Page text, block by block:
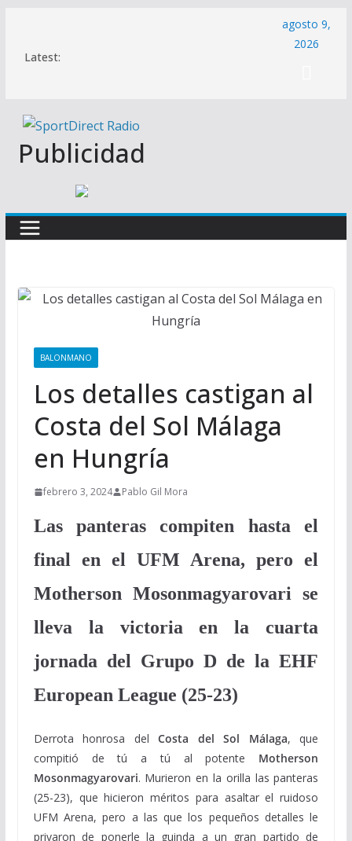
contenido
Latest:
agosto 9,
2026
Publicidad
BALONMANO
Los detalles castigan al
Costa del Sol Málaga
en Hungría
febrero 3, 2024 Pablo Gil Mora
Las panteras compiten hasta el
final en el UFM Arena, pero el
Motherson Mosonmagyarovari se
lleva la victoria en la cuarta
jornada del Grupo D de la EHF
European League (25-23)
Derrota honrosa delCosta del Sol Málaga, que
compitió de tú a tú al potente Motherson
Mosonmagyarovari. Murieron en la orilla las panteras
(25-23), que hicieron méritos para asaltar el ruidoso
UFM Arena, pero a las que los pequeños detalles le
privaron de ponerle la guinda a un gran partido de